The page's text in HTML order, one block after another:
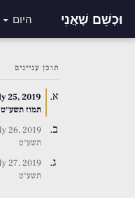
וּכְשֵׁם שֶׁאֲנִי היום
תוכן עניינים
תמוז תשע״ט
תשע״ט
תשע״ט